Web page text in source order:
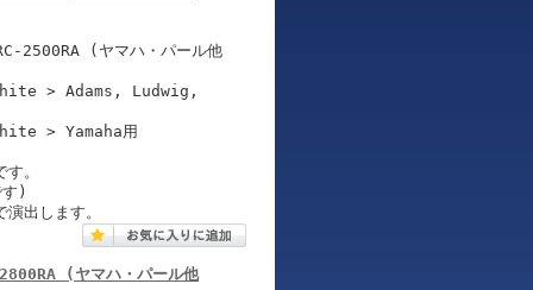
2500RA (ヤマハ・パール他
> Adams, Ludwig,
> Yamaha用
。
)
出します。
(ヤマハ・パール他